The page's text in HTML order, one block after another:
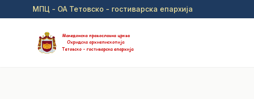
Прејди на главна содржина
МПЦ - ОА Тетовско - гостиварска епархија